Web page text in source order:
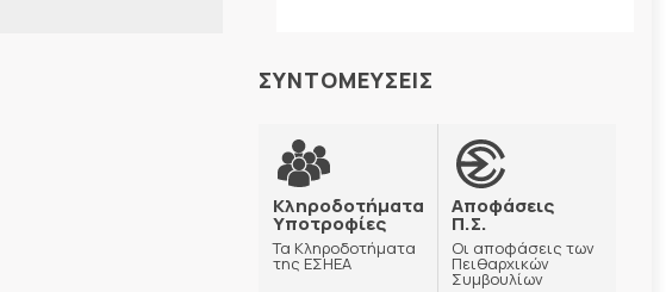
ΣΥΝΤΟΜΕΥΣΕΙΣ
Κληροδοτήματα
Υποτροφίες
Τα Κληροδοτήματα
της ΕΣΗΕΑ
Αποφάσεις
Π.Σ.
Οι αποφάσεις των
Πειθαρχικών
Συμβουλίων